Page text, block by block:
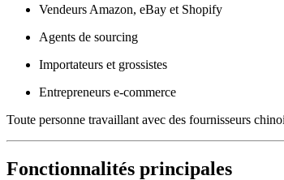
Vendeurs Amazon, eBay et Shopify
Agents de sourcing
Importateurs et grossistes
Entrepreneurs e-commerce
Toute personne travaillant avec des fournisseurs
Fonctionnalités principales